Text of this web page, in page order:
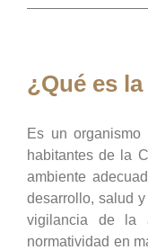
¿Qué es
Es un
habitantes de la
ambiente
desarrollo, salud
vigilancia de la
normatividad en